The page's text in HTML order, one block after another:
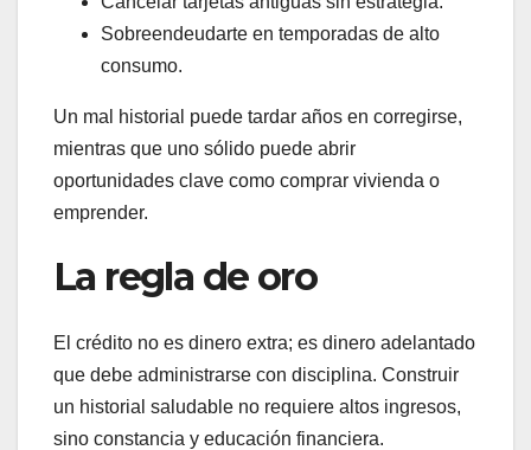
Sobreendeudarte en temporadas de alto
consumo.
Un mal historial puede tardar años en corregirse,
mientras que uno sólido puede abrir
oportunidades clave como comprar vivienda o
emprender.
La regla de oro
El crédito no es dinero extra; es dinero adelantado
que debe administrarse con disciplina. Construir
un historial saludable no requiere altos ingresos,
sino constancia y educación financiera.